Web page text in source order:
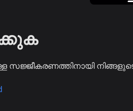
സജ്ജീകരണത്തിനായി